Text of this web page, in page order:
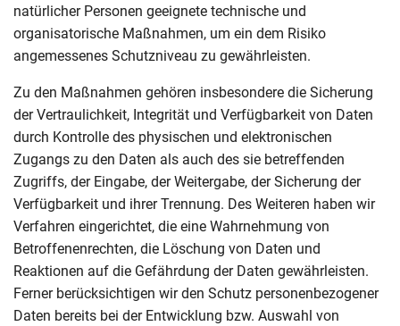
natürlicher Personen geeignete technische und
organisatorische Maßnahmen, um ein dem Risiko
angemessenes Schutzniveau zu gewährleisten.
Zu den Maßnahmen gehören insbesondere die Sicherung
der Vertraulichkeit, Integrität und Verfügbarkeit von Daten
durch Kontrolle des physischen und elektronischen
Zugangs zu den Daten als auch des sie betreffenden
Zugriffs, der Eingabe, der Weitergabe, der Sicherung der
Verfügbarkeit und ihrer Trennung. Des Weiteren haben wir
Verfahren eingerichtet, die eine Wahrnehmung von
Betroffenenrechten, die Löschung von Daten und
Reaktionen auf die Gefährdung der Daten gewährleisten.
Ferner berücksichtigen wir den Schutz personenbezogener
Daten bereits bei der Entwicklung bzw. Auswahl von